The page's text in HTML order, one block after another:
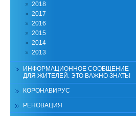
2018
2017
2016
2015
2014
2013
ИНФОРМАЦИОННОЕ СООБЩЕНИЕ
ДЛЯ ЖИТЕЛЕЙ. ЭТО ВАЖНО ЗНАТЬ!
КОРОНАВИРУС
РЕНОВАЦИЯ